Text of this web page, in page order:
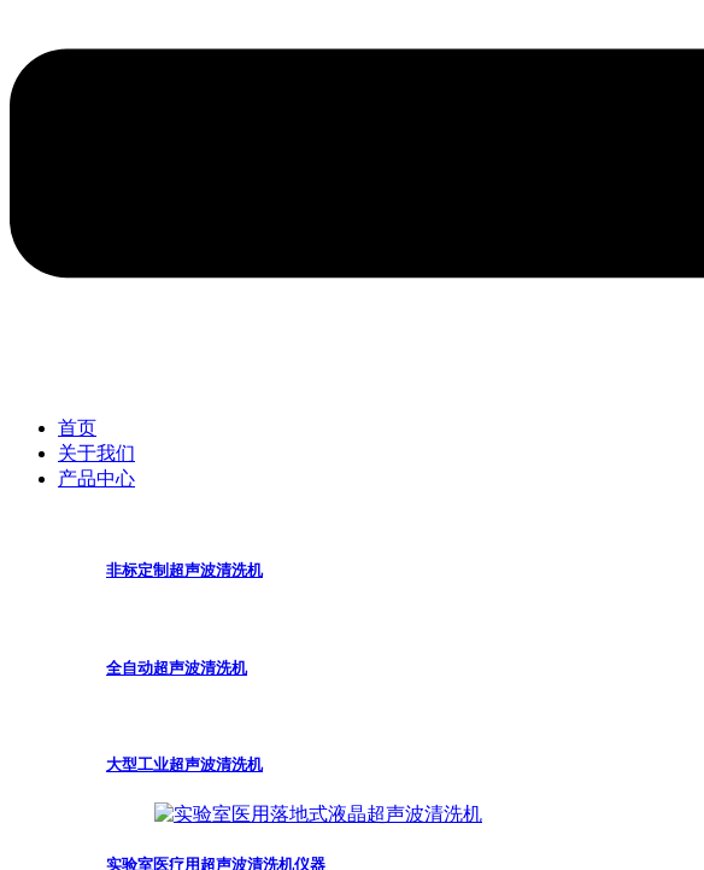
首页
关于我们
产品中心
非标定制超声波清洗机
全自动超声波清洗机
大型工业超声波清洗机
实验室医疗用超声波清洗机仪器